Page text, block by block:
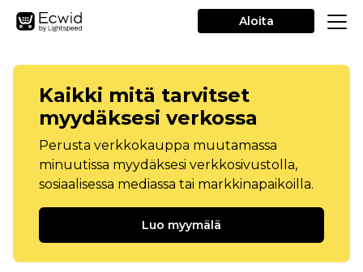
Aloita
Kaikki mitä tarvitset
myydäksesi verkossa
Perusta verkkokauppa muutamassa
minuutissa myydäksesi verkkosivustolla,
sosiaalisessa mediassa tai markkinapaikoilla.
Luo myymälä